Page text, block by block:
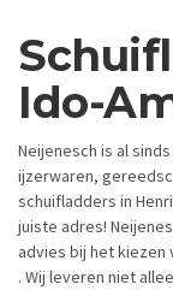
Ido-
Neijenesch is al
ijzerwaren,
schuifladders in
juiste adres!
advies bij het kiezen
. Wij leveren niet